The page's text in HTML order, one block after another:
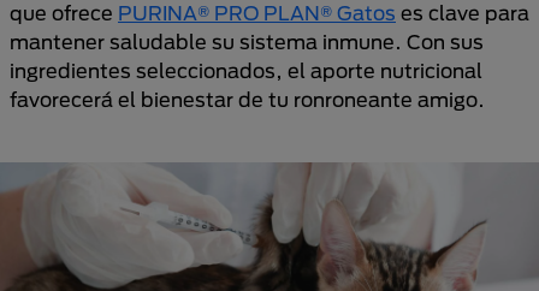
que ofrece PURINA® PRO PLAN® Gatos es clave para
mantener saludable su sistema inmune. Con sus
ingredientes seleccionados, el aporte nutricional
favorecerá el bienestar de tu ronroneante amigo.